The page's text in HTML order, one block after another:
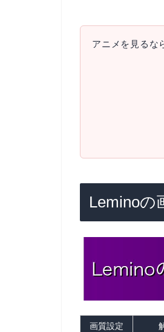
アニメを見るな
Leminoの
画質設定